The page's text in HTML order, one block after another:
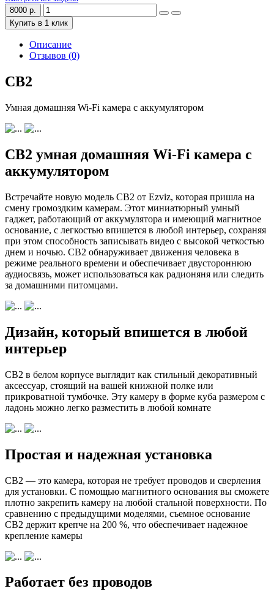
8000 р.
Купить в 1 клик
Описание
Отзывов (0)
CB2
Умная домашняя Wi-Fi камера с аккумулятором
CB2 умная домашняя Wi-Fi камера с
аккумулятором
Встречайте новую модель CB2 от Ezviz, которая пришла на
смену громоздким камерам. Этот миниатюрный умный
гаджет, работающий от аккумулятора и имеющий магнитное
основание, с легкостью впишется в любой интерьер, сохраняя
при этом способность записывать видео с высокой четкостью
днем и ночью. CB2 обнаруживает движения человека в
режиме реального времени и обеспечивает двустороннюю
аудиосвязь, может использоваться как радионяня или следить
за домашними питомцами.
Дизайн, который впишется в любой
интерьер
CB2 в белом корпусе выглядит как стильный декоративный
аксессуар, стоящий на вашей книжной полке или
прикроватной тумбочке. Эту камеру в форме куба размером с
ладонь можно легко разместить в любой комнате
Простая и надежная установка
CB2 — это камера, которая не требует проводов и сверления
для установки. С помощью магнитного основания вы сможете
плотно закрепить камеру на любой стальной поверхности. По
сравнению с предыдущими моделями, съемное основание
CB2 держит крепче на 200 %, что обеспечивает надежное
крепление камеры
Работает без проводов